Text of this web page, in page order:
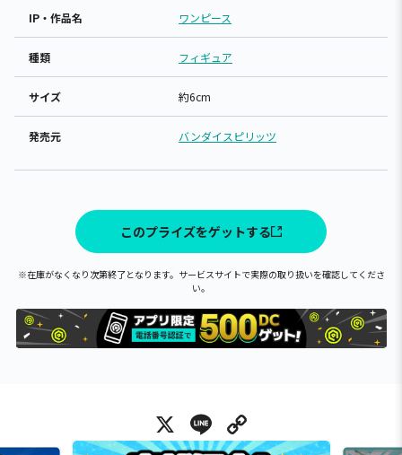
IP・作品名 ワンピース
種類 フィギュア
サイズ 約6cm
発売元 バンダイスピリッツ
このプライズをゲットする
※在庫がなくなり次第終了となります。サービスサイトで実際の取り扱いを確認してくださ
い。
X Line